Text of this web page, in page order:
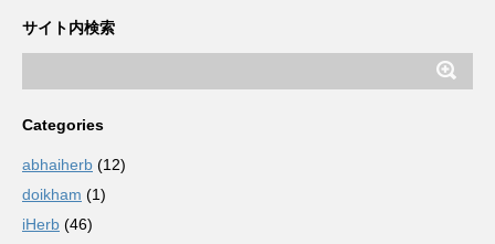
サイト内検索
Categories
abhaiherb (12)
doikham (1)
iHerb (46)